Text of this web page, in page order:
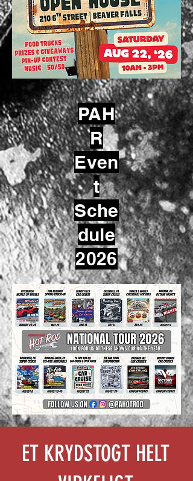
PAH
R
Even
t
Sche
dule
2026
ET KRYDSTOGT HELT